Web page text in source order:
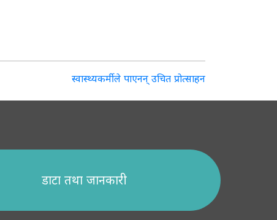
स्वास्थ्यकर्मीले पाएनन् उचित प्रोत्साहन
डाटा तथा जानकारी